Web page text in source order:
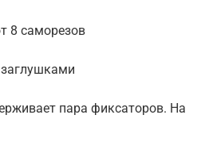
8 саморезов
пара фиксаторов. На